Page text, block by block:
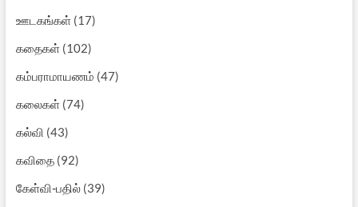
ஊடகங்கள்(17)
கதைகள்(102)
கம்பராமாயணம் (47)
கலைகள்(74)
கல்வி (43)
கவிதை(92)
கேள்வி-பதில்(39)